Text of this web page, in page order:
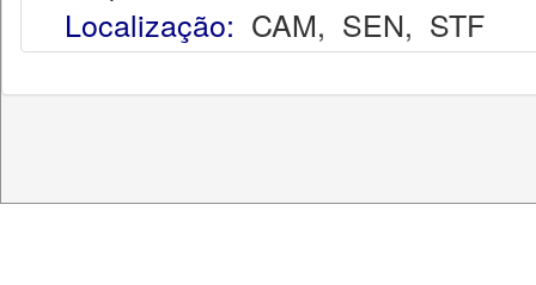
Localização: CAM, SEN, STF